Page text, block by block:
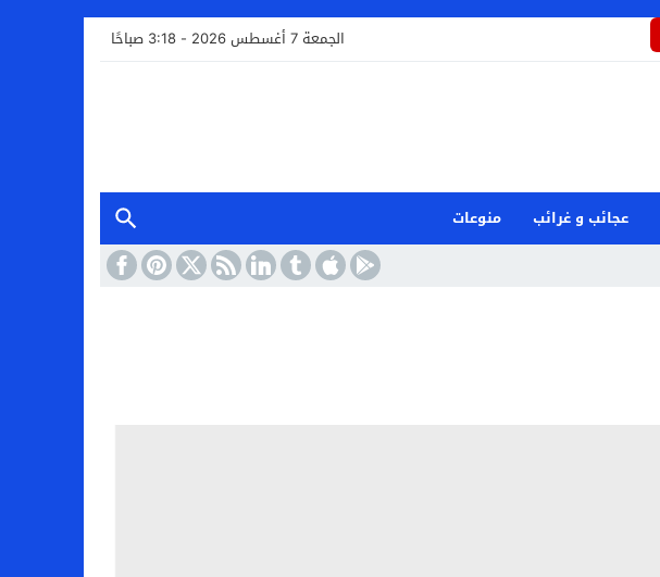
الجمعة 7 أغسطس 2026 - 3:18 صباحًا
عجائب و غرائب
منوعات